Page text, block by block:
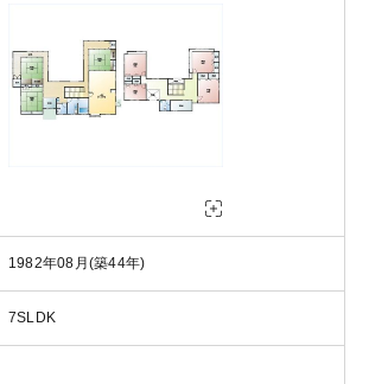
1982年08月(築44年)
7SLDK